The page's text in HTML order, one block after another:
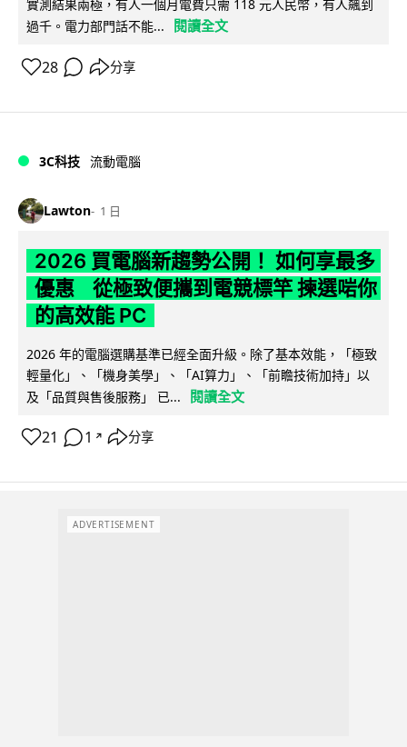
實測結果兩極，有人一個月電費只需 118 元人民幣，有人飆到
過千。電力部門話不能...
閱讀全文
28 分享
3C科技 流動電腦
Lawton 1 日
2026 買電腦新趨勢公開！ 如何享最多
優惠 從極致便攜到電競標竿 揀選啱你
的高效能 PC
2026 年的電腦選購基準已經全面升級。除了基本效能，「極致
輕量化」、「機身美學」、「AI算力」、「前瞻技術加持」以
及「品質與售後服務」 已...
閱讀全文
21 1 ↗ 分享
ADVERTISEMENT